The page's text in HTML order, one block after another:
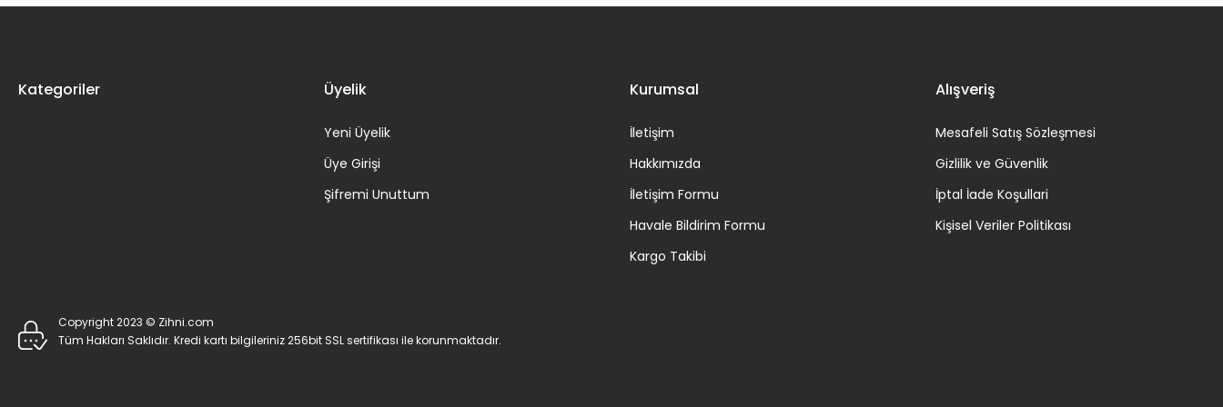
Kategoriler Üyelik
Yeni Üyelik
Üye Girişi
Şifremi Unuttum
Kurumsal
İletişim
Hakkımızda
İletişim Formu
Havale Bildirim Formu
Kargo Takibi
Alışveriş
Mesafeli Satış Sözleşmesi
Gizlilik ve Güvenlik
İptal İade Koşullari
Kişisel Veriler Politikası
Copyright 2023 © Zihni.com
Tüm Hakları Saklıdır. Kredi kartı bilgileriniz 256bit SSL sertifikası ile korunmaktadır.